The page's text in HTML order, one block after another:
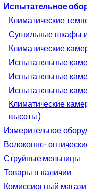
Испытательное
Климатические
Сушильные шкафы и
Климатические
Испытательные
Испытательные
Испытательные
Климатические
высоты)
Измерительное
Волоконно-
Струйные мельницы
Товары в наличии
Комиссионный